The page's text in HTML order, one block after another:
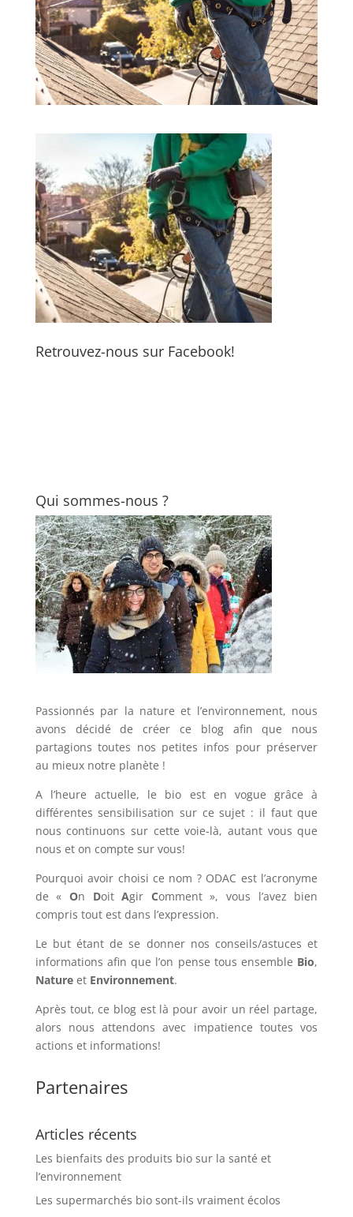
Retrouvez-nous sur Facebook!
Qui sommes-nous ?
Passionnés par la nature et l’environnement, nous
avons décidé de créer ce blog afin que nous
partagions toutes nos petites infos pour préserver
au mieux notre planète !
A l’heure actuelle, le bio est en vogue grâce à
différentes sensibilisation sur ce sujet : il faut que
nous continuons sur cette voie-là, autant vous que
nous et on compte sur vous!
Pourquoi avoir choisi ce nom ? ODAC est l’acronyme
de « On DoitAgir Comment », vous l’avez bien
compris tout est dans l’expression.
Le but étant de se donner nos conseils/astuces et
informations afin que l’on pense tous ensemble Bio,
Natureet Environnement.
Après tout, ce blog est là pour avoir un réel partage,
alors nous attendons avec impatience toutes vos
actions et informations!
Partenaires
Articles récents
Les bienfaits des produits bio sur la santé et
l’environnement
Les supermarchés bio sont-ils vraiment écolos